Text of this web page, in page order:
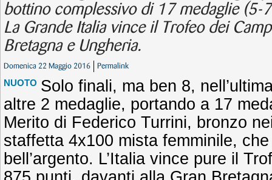
bottino complessivo di 17 medaglie (5-
La Grande Italia vince il Trofeo dei
Bretagna e Ungheria.
Domenica 22 Maggio 2016 Permalink
NUOTO Solo finali, ma ben 8,
altre 2 medaglie, portando a 17
Merito di Federico Turrini, bronzo
staffetta 4x100 mista femminile,
bell’argento. L’Italia vince pure il